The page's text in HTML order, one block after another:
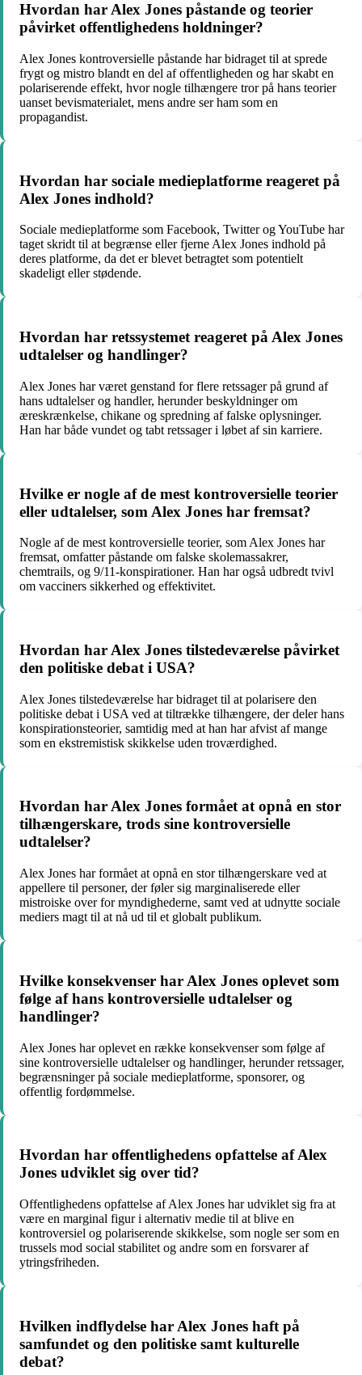
Hvordan har Alex Jones påstande og teorier
påvirket offentlighedens holdninger?
Alex Jones kontroversielle påstande har bidraget til at sprede
frygt og mistro blandt en del af offentligheden og har skabt en
polariserende effekt, hvor nogle tilhængere tror på hans teorier
uanset bevismaterialet, mens andre ser ham som en
propagandist.
Hvordan har sociale medieplatforme reageret på
Alex Jones indhold?
Sociale medieplatforme som Facebook, Twitter og YouTube har
taget skridt til at begrænse eller fjerne Alex Jones indhold på
deres platforme, da det er blevet betragtet som potentielt
skadeligt eller stødende.
Hvordan har retssystemet reageret på Alex Jones
udtalelser og handlinger?
Alex Jones har været genstand for flere retssager på grund af
hans udtalelser og handler, herunder beskyldninger om
æreskrænkelse, chikane og spredning af falske oplysninger.
Han har både vundet og tabt retssager i løbet af sin karriere.
Hvilke er nogle af de mest kontroversielle teorier
eller udtalelser, som Alex Jones har fremsat?
Nogle af de mest kontroversielle teorier, som Alex Jones har
fremsat, omfatter påstande om falske skolemassakrer,
chemtrails, og 9/11-konspirationer. Han har også udbredt tvivl
om vacciners sikkerhed og effektivitet.
Hvordan har Alex Jones tilstedeværelse påvirket
den politiske debat i USA?
Alex Jones tilstedeværelse har bidraget til at polarisere den
politiske debat i USA ved at tiltrække tilhængere, der deler hans
konspirationsteorier, samtidig med at han har afvist af mange
som en ekstremistisk skikkelse uden troværdighed.
Hvordan har Alex Jones formået at opnå en stor
tilhængerskare, trods sine kontroversielle
udtalelser?
Alex Jones har formået at opnå en stor tilhængerskare ved at
appellere til personer, der føler sig marginaliserede eller
mistroiske over for myndighederne, samt ved at udnytte sociale
mediers magt til at nå ud til et globalt publikum.
Hvilke konsekvenser har Alex Jones oplevet som
følge af hans kontroversielle udtalelser og
handlinger?
Alex Jones har oplevet en række konsekvenser som følge af
sine kontroversielle udtalelser og handlinger, herunder retssager,
begrænsninger på sociale medieplatforme, sponsorer, og
offentlig fordømmelse.
Hvordan har offentlighedens opfattelse af Alex
Jones udviklet sig over tid?
Offentlighedens opfattelse af Alex Jones har udviklet sig fra at
være en marginal figur i alternativ medie til at blive en
kontroversiel og polariserende skikkelse, som nogle ser som en
trussels mod social stabilitet og andre som en forsvarer af
ytringsfriheden.
Hvilken indflydelse har Alex Jones haft på
samfundet og den politiske samt kulturelle
debat?